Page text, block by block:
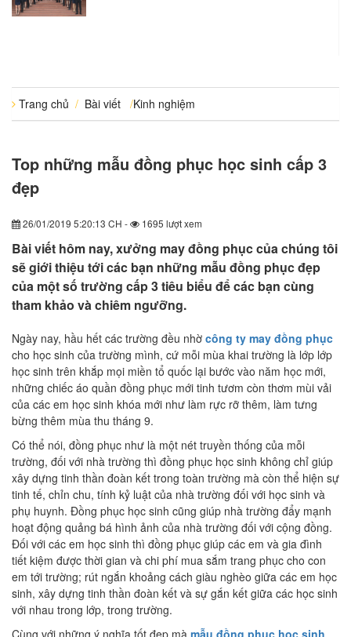
Trang chủ / Bài viết /Kinh nghiệm
Top những mẫu đồng phục học sinh cấp 3
đẹp
26/01/2019 5:20:13 CH - 1695 lượt xem
Bài viết hôm nay, xưởng may đồng phục của chúng tôi
sẽ giới thiệu tới các bạn những mẫu đồng phục đẹp
của một số trường cấp 3 tiêu biểu để các bạn cùng
tham khảo và chiêm ngưỡng.
Ngày nay, hầu hết các trường đều nhờ công ty may đồng phục
cho học sinh của trường mình, cứ mỗi mùa khai trường là lớp lớp
học sinh trên khắp mọi miền tổ quốc lại bước vào năm học mới,
những chiếc áo quần đồng phục mới tinh tươm còn thơm mùi vải
của các em học sinh khóa mới như làm rực rỡ thêm, làm tưng
bừng thêm mùa thu tháng 9.
Có thể nói, đồng phục như là một nét truyền thống của mỗi
trường, đối với nhà trường thì đồng phục học sinh không chỉ giúp
xây dựng tinh thần đoàn kết trong toàn trường mà còn thể hiện sự
tinh tế, chỉn chu, tính kỷ luật của nhà trường đối với học sinh và
phụ huynh. Đồng phục học sinh cũng giúp nhà trường đẩy mạnh
hoạt động quảng bá hình ảnh của nhà trường đối với cộng đồng.
Đối với các em học sinh thì đồng phục giúp các em và gia đình
tiết kiệm được thời gian và chi phí mua sắm trang phục cho con
em tới trường; rút ngắn khoảng cách giàu nghèo giữa các em học
sinh, xây dựng tinh thần đoàn kết và sự gắn kết giữa các học sinh
với nhau trong lớp, trong trường.